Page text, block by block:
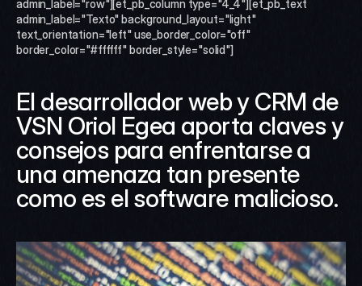
admin_label="row"][et_pb_column type="4_4"][et_pb_text
admin_label="Texto" background_layout="light"
text_orientation="left" use_border_color="off"
border_color="#ffffff" border_style="solid"]
El desarrollador web y CRM de
VSN Oriol Egea aporta claves y
consejos para enfrentarse a
una amenaza tan presente
como es el software malicioso.